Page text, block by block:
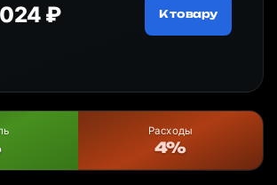
₽ К товару
Расходы
4%